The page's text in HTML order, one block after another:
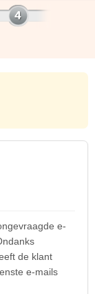
e-
de klant
e-mails